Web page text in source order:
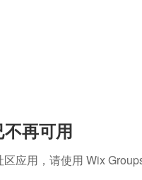
再可用
应用，请使用 Wix